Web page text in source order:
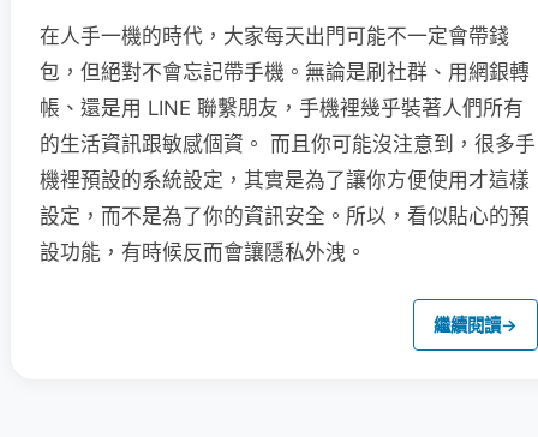
在人手一機的時代，大家每天出門可能不一定會帶錢
包，但絕對不會忘記帶手機。無論是刷社群、用網銀轉
帳、還是用 LINE 聯繫朋友，手機裡幾乎裝著人們所有
的生活資訊跟敏感個資。 而且你可能沒注意到，很多手
機裡預設的系統設定，其實是為了讓你方便使用才這樣
設定，而不是為了你的資訊安全。所以，看似貼心的預
設功能，有時候反而會讓隱私外洩。
繼續閱讀→